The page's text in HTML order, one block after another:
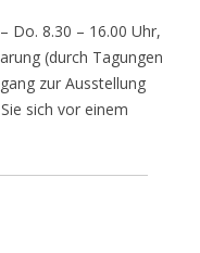
Do. 8.30 – 16.00 Uhr,
(durch Tagungen
zur Ausstellung
sich vor einem